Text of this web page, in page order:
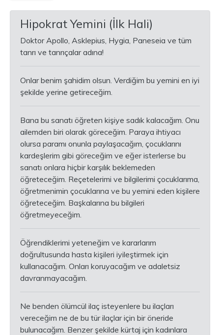
Hipokrat Yemini (İlk Hali)
Doktor Apollo, Asklepius, Hygia, Paneseia ve tüm
tanrı ve tanrıçalar adına!
Onlar benim şahidim olsun. Verdiğim bu yemini en iyi
şekilde yerine getireceğim.
Bana bu sanatı öğreten kişiye sadık kalacağım. Onu
ailemden biri olarak göreceğim. Paraya ihtiyacı
olursa paramı onunla paylaşacağım, çocuklarını
kardeşlerim gibi göreceğim ve eğer isterlerse bu
sanatı onlara hiçbir karşılık beklemeden
öğreteceğim. Reçetelerimi ve bilgilerimi çocuklarıma,
öğretmenimin çocuklarına ve bu yemini eden kişilere
öğreteceğim. Başkalarına bu bilgileri
öğretmeyeceğim.
Öğrendiklerimi yeteneğim ve kararlarım
doğrultusunda hasta kişileri iyileştirmek için
kullanacağım. Onları koruyacağım ve adaletsiz
davranmayacağım.
Ne benden ölümcül ilaç isteyenlere bu ilaçları
vereceğim ne de bu tür ilaçlar için bir öneride
bulunacağım. Benzer şekilde kürtaj için kadınlara